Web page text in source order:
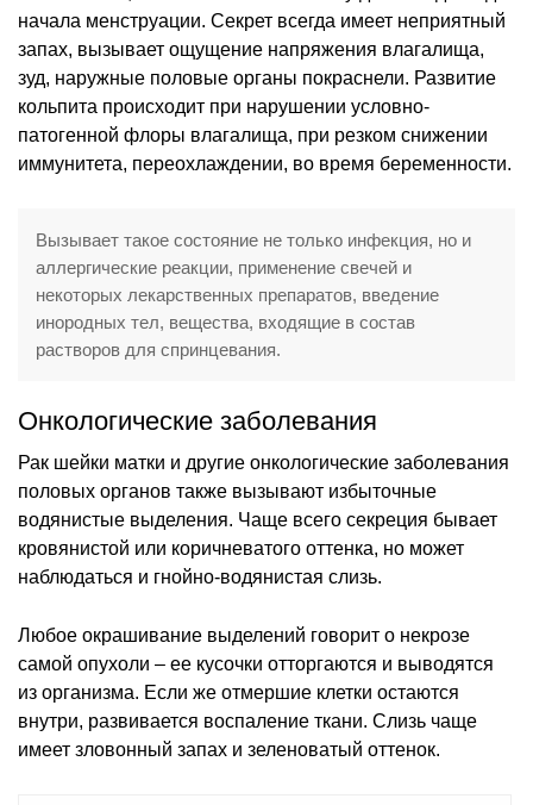
начала менструации. Секрет всегда имеет неприятный
запах, вызывает ощущение напряжения влагалища,
зуд, наружные половые органы покраснели. Развитие
кольпита происходит при нарушении условно-
патогенной флоры влагалища, при резком снижении
иммунитета, переохлаждении, во время беременности.
Вызывает такое состояние не только инфекция, но и
аллергические реакции, применение свечей и
некоторых лекарственных препаратов, введение
инородных тел, вещества, входящие в состав
растворов для спринцевания.
Онкологические заболевания
Рак шейки матки и другие онкологические заболевания
половых органов также вызывают избыточные
водянистые выделения. Чаще всего секреция бывает
кровянистой или коричневатого оттенка, но может
наблюдаться и гнойно-водянистая слизь.
Любое окрашивание выделений говорит о некрозе
самой опухоли – ее кусочки отторгаются и выводятся
из организма. Если же отмершие клетки остаются
внутри, развивается воспаление ткани. Слизь чаще
имеет зловонный запах и зеленоватый оттенок.